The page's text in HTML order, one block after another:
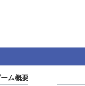
ム概要